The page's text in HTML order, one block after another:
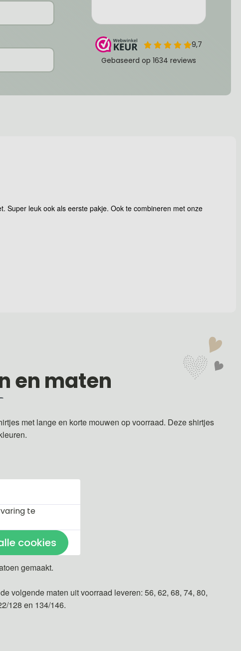
Super leuk ook als eerste pakje. Ook te combineren met onze
en maten
met lange en korte mouwen op voorraad. Deze shirtjes
gemaakt.
volgende maten uit voorraad leveren: 56, 62, 68, 74, 80,
128 en 134/146.
te
cookies